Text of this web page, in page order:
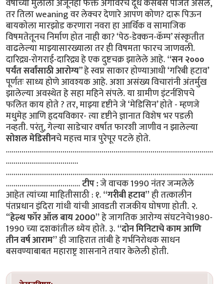
वर्षाच्या मुलाला अजूनही फक्त अंगावरच दूध कसेबसे पाजत असेल,
तर तिला weaning वर लेक्चर देणारे आपण कोण? दारू पिऊन
बायकोला मारझोड करणारा नवरा हा आर्थिक व सामाजिक
विषमतेतूनच निर्माण होत नाही का? ‘पेठ-डेक्कन-कॅम्प’ संस्कृतीत
वाढलेल्या माझ्यासारख्याला तर ही विषमता फारच जाणवली.
दारिद्र्य-रोगराई-दारिद्र्य हे एक दुष्टचक्र झालेले आहे.“सन २०००
पर्यंत सर्वांसाठी आरोग्य” हे स्वप्न साकार होण्याआधी ‘गरिबी हटाव’
पूर्णतः साध्य होणे आवश्यक आहे. अशा असंख्य विचारांनी अंतर्मुख
झालेल्या अवस्थेत हे सहा महिने संपले. या ग्रामीण इंटर्नशिपचे
फलित काय होते ? तर, माझ्या दृष्टीने जे ‘मेडिसिन’ होते - म्हणजे
मधुमेह आणि हृदयविकार- त्या दृष्टीने ज्ञानात विशेष भर पडली
नव्हती. परंतु, गेल्या साडेचार वर्षात फारशी जाणीव न झालेल्या
सोशल मेडिसीनचे महत्त्व मात्र पुरेपूर पटले होते.
……………………………………………………………………………………..........
.....................................
..........................................................................................................
......................................टीप :जे वाचक 1990 नंतर जन्मलेले
आहेत त्यांच्या माहितीसाठी : १.“गरीबी हटाव”ही तत्कालीन
पंतप्रधान इंदिरा गांधी यांची आवडती राजकीय घोषणा होती. २.
“हेल्थ फॉर ऑल बाय 2000”हे जागतिक आरोग्य संघटनेचे1980-
1990 च्या दशकांतील ध्येय होते. ३.“दोन मिनिटाचे काम आणि
तीन वर्ष आराम”ही जाहिरात तांबी हे गर्भनिरोधक साधन
बसवण्याबाबत महाराष्ट्र शासनाने तयार केलेली होती.